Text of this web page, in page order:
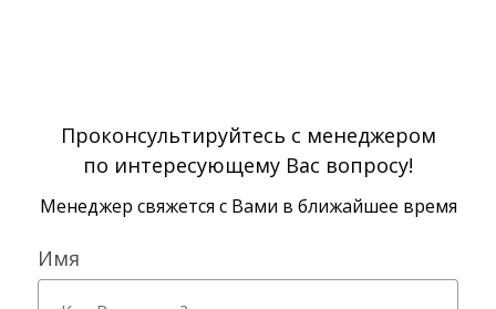
Проконсультируйтесь с менеджером
по интересующему Вас вопросу!
Менеджер свяжется с Вами в ближайшее время
Имя